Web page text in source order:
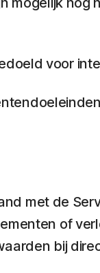
voor
met de
of
bij